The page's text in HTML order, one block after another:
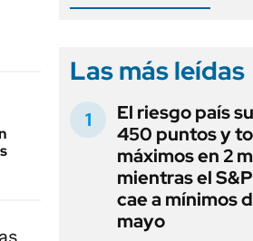
Las más leídas
El riesgo país
450 puntos y
máximos en 2
mientras el
cae a mínimos
mayo